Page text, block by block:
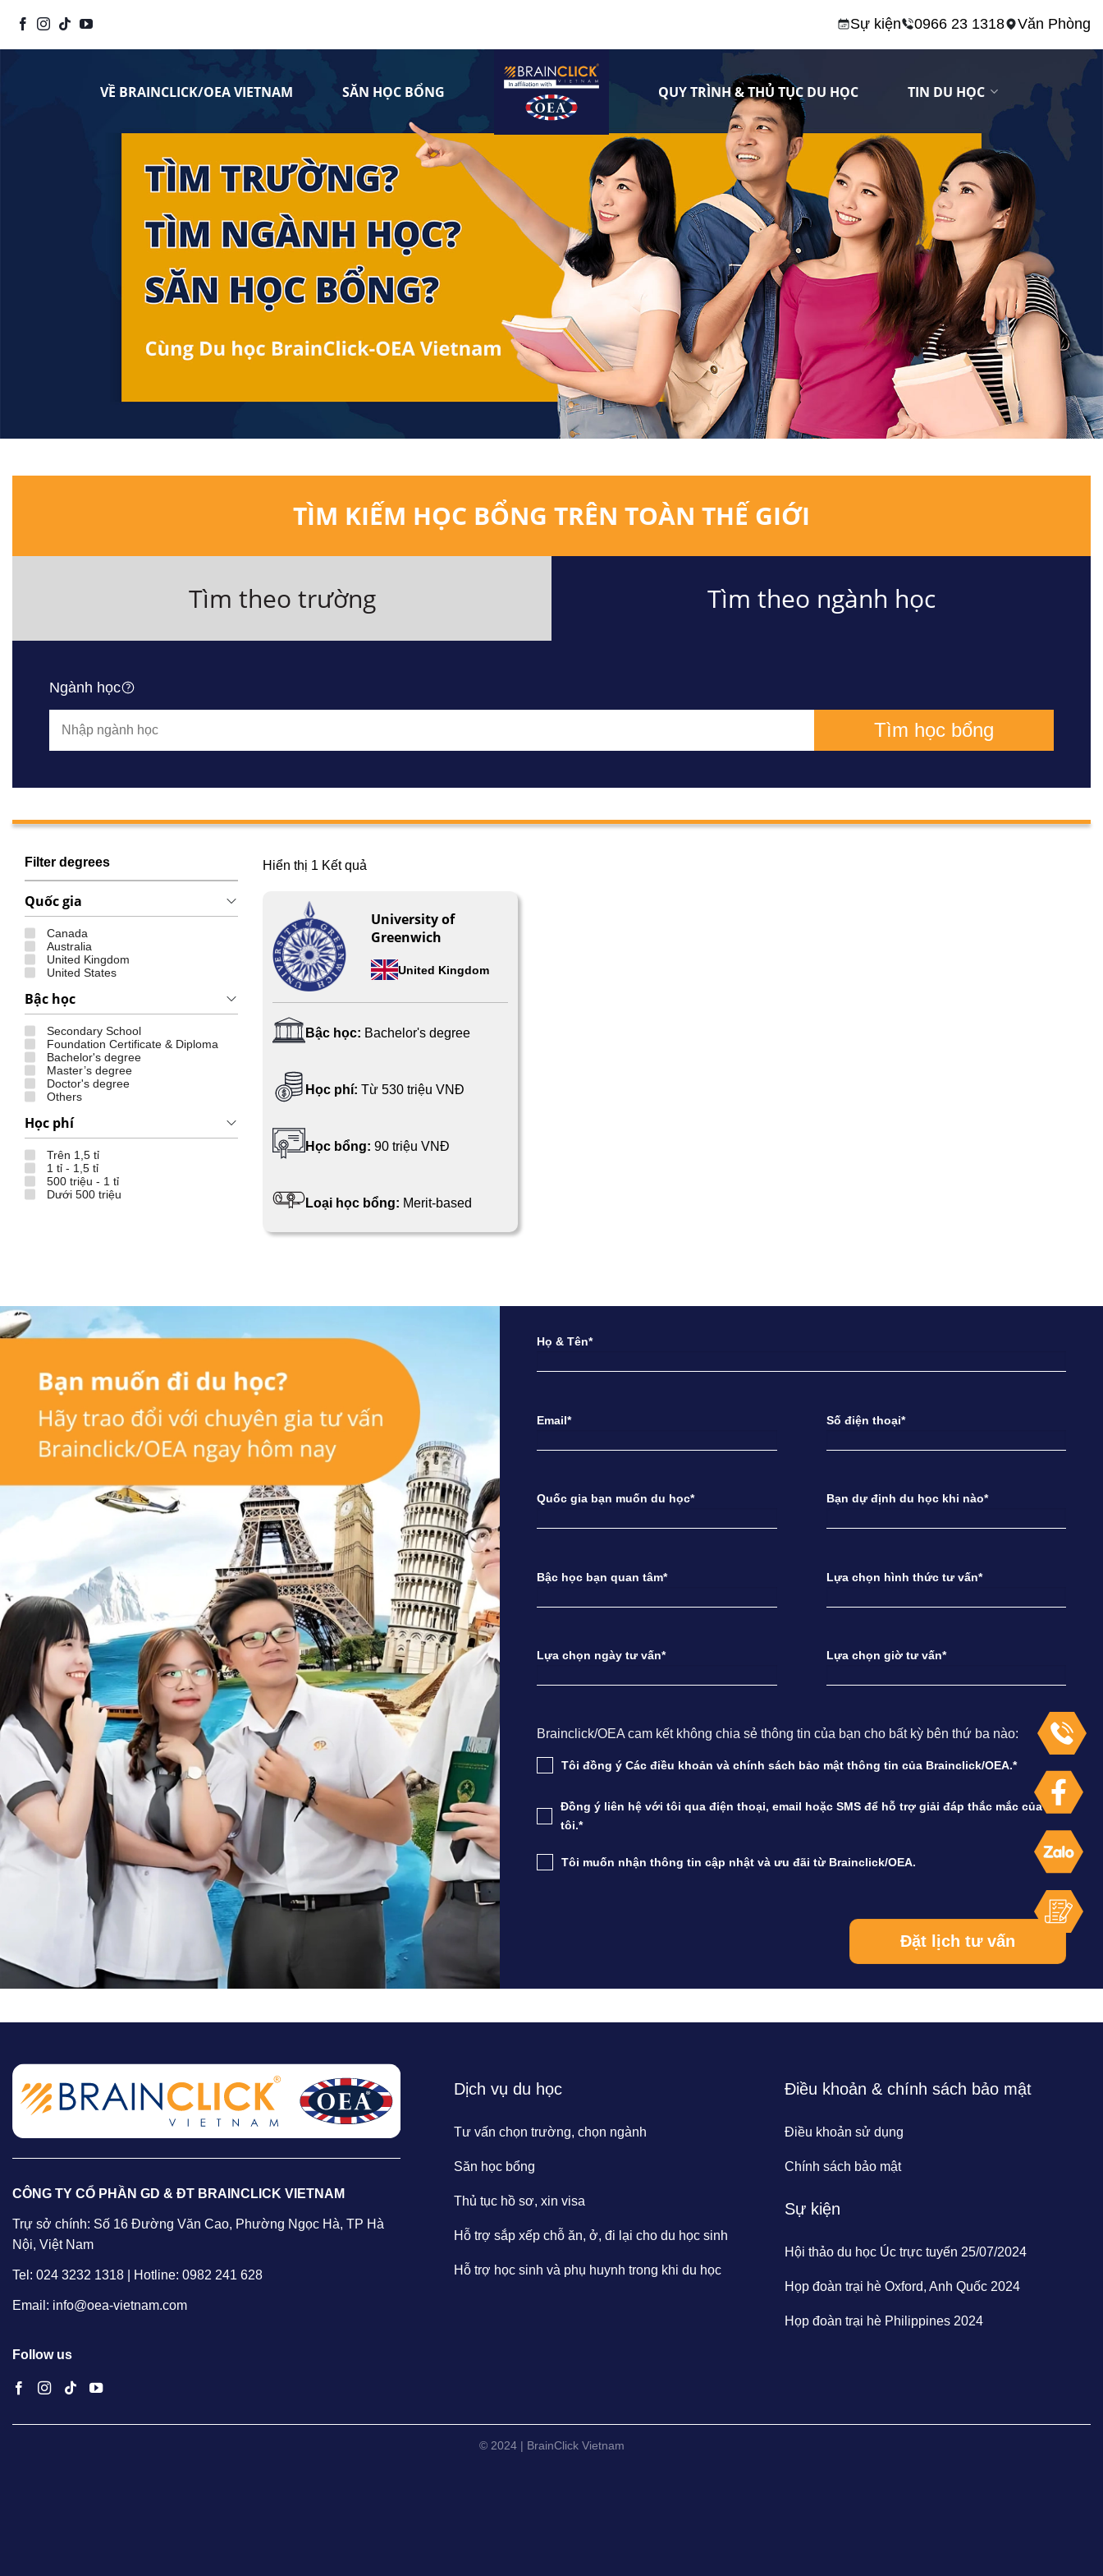
đến
nội
Sự kiện 0966 23 1318 Văn Phòng
VỀ BRAINCLICK/OEA VIETNAM SĂN HỌC BỔNG QUY TRÌNH & THỦ TỤC DU HỌC TIN DU HỌC
TÌM KIẾM HỌC BỔNG TRÊN TOÀN THẾ GIỚI
Tìm theo trường Tìm theo ngành học
Ngành học
Tìm học bổng
Filter degrees
Quốc gia
Canada
Australia
United Kingdom
United States
Bậc học
Secondary School
Foundation Certificate & Diploma
Bachelor's degree
Master’s degree
Doctor's degree
Others
Học phí
Trên 1,5 tỉ
1 tỉ - 1,5 tỉ
500 triệu - 1 tỉ
Dưới 500 triệu
Hiển thị 1 Kết quả
University of
Greenwich
United Kingdom
Bậc học: Bachelor's degree
Học phí: Từ 530 triệu VNĐ
Học bổng: 90 triệu VNĐ
Loại học bổng: Merit-based
Họ & Tên*
Email* Số điện thoại*
Quốc gia bạn muốn du học* Bạn dự định du học khi nào*
Bậc học bạn quan tâm* Lựa chọn hình thức tư vấn*
Lựa chọn ngày tư vấn* Lựa chọn giờ tư vấn*
Brainclick/OEA cam kết không chia sẻ thông tin của bạn cho bất kỳ bên thứ ba nào:
Tôi đồng ý Các điều khoản và chính sách bảo mật thông tin của Brainclick/OEA.*
Đồng ý liên hệ với tôi qua điện thoại, email hoặc SMS để hỗ trợ giải đáp thắc mắc của
tôi.*
Tôi muốn nhận thông tin cập nhật và ưu đãi từ Brainclick/OEA.
CÔNG TY CỔ PHẦN GD & ĐT BRAINCLICK VIETNAM
Trự sở chính: Số 16 Đường Văn Cao, Phường Ngọc Hà, TP Hà
Nội, Việt Nam
Tel: 024 3232 1318 | Hotline: 0982 241 628
Email: info@oea-vietnam.com
Follow us
Dịch vụ du học
Tư vấn chọn trường, chọn ngành
Săn học bổng
Thủ tục hồ sơ, xin visa
Hỗ trợ sắp xếp chỗ ăn, ở, đi lại cho du học sinh
Hỗ trợ học sinh và phụ huynh trong khi du học
Điều khoản & chính sách bảo mật
Điều khoản sử dụng
Chính sách bảo mật
Sự kiện
Hội thảo du học Úc trực tuyến 25/07/2024
Họp đoàn trại hè Oxford, Anh Quốc 2024
Họp đoàn trại hè Philippines 2024
© 2024 | BrainClick Vietnam